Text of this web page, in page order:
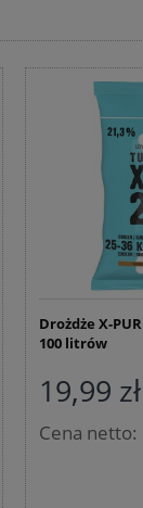
Drożdże X-
100 litrów
19,99 zł
Cena netto: